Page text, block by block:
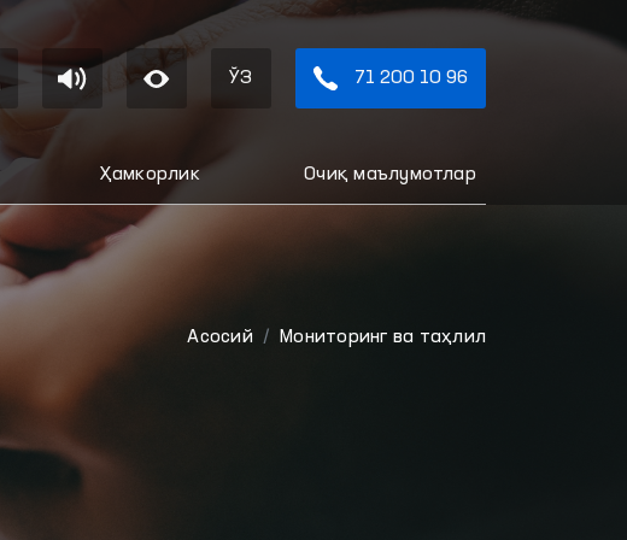
ЎЗ 71 200 10 96
Ҳамкорлик Очиқ маълумотлар
Aсосий Мониторинг ва таҳлил